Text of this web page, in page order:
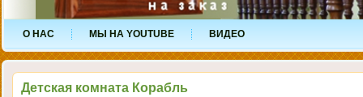
О НАС МЫ НА YOUTUBE ВИДЕО
Детская комната Корабль